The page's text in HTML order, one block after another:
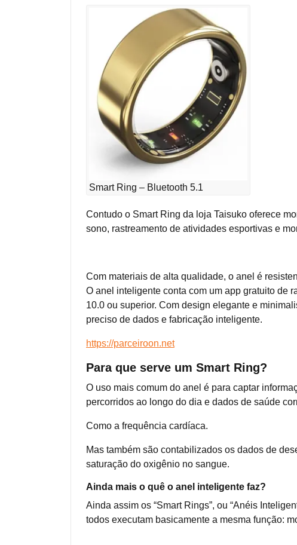
Smart Ring – Bluetooth 5.1
Contudo o Smart Ring da loja Taisuko oferece
sono, rastreamento de atividades esportivas e
Com materiais de alta qualidade, o anel é
O anel inteligente conta com um app gratuito de
10.0 ou superior. Com design elegante e
preciso de dados e fabricação inteligente.
https://parceiroon.net
Para que serve um Smart Ring?
O uso mais comum do anel é para captar
percorridos ao longo do dia e dados de saúde
Como a frequência cardíaca.
Mas também são contabilizados os dados de
saturação do oxigênio no sangue.
Ainda mais o quê o anel inteligente faz?
Ainda assim os “Smart Rings”, ou “Anéis
todos executam basicamente a mesma função: